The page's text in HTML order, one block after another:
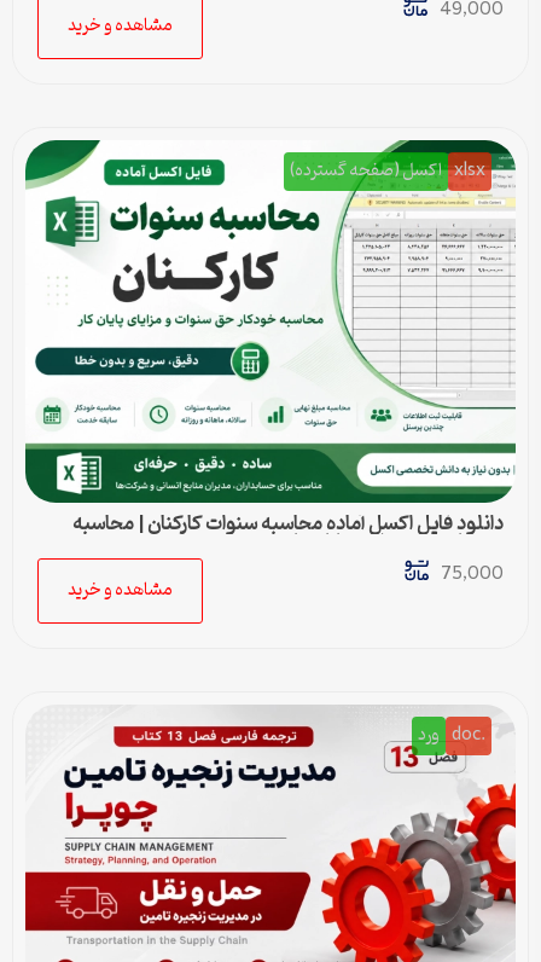
49,000
مشاهده و خرید
xlsx اکسل (صفحه گسترده)
دانلود فایل اکسل آماده محاسبه سنوات کارکنان | محاسبه
خودکار حق سنوات و پایان کار
75,000
مشاهده و خرید
.doc ورد